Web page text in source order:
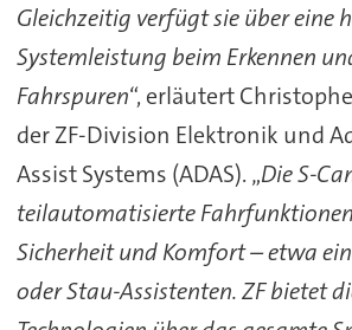
Gleichzeitig verfügt sie über eine
Systemleistung beim Erkennen
Fahrspuren“, erläutert
der ZF-Division Elektronik und
Assist Systems (ADAS). „Die S-
teilautomatisierte
Sicherheit und Komfort – etwa
oder Stau-Assistenten. ZF bietet